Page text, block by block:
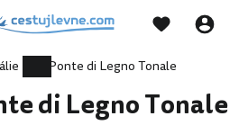
Ponte di Legno Tonale
di Legno Tonale